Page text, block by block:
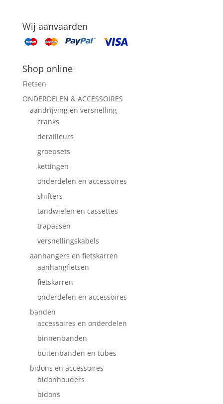
Wij aanvaarden
Shop online
Fietsen
ONDERDELEN & ACCESSOIRES
aandrijving en versnelling
cranks
derailleurs
groepsets
kettingen
onderdelen en accessoires
shifters
tandwielen en cassettes
trapassen
versnellingskabels
aanhangers en fietskarren
aanhangfietsen
fietskarren
onderdelen en accessoires
banden
accessoires en onderdelen
binnenbanden
buitenbanden en tubes
bidons en accessoires
bidonhouders
bidons